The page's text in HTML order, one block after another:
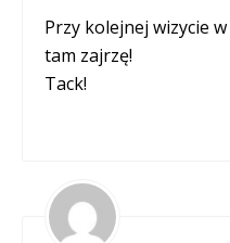
Przy kolejnej wizycie
tam zajrzę!
Tack!